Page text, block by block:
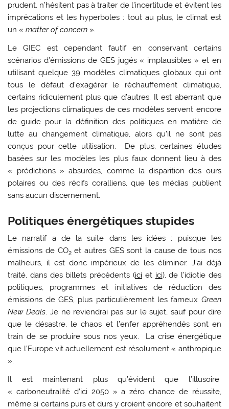
prudent, n’hésitent pas à traiter de l’incertitude et évitent les
imprécations et les hyperboles : tout au plus, le climat est
un «matter of concern ».
Le GIEC est cependant fautif en conservant certains
scénarios d’émissions de GES jugés « implausibles » et en
utilisant quelque 39 modèles climatiques globaux qui ont
tous le défaut d’exagérer le réchauffement climatique,
certains ridiculement plus que d’autres. Il est aberrant que
les projections climatiques de ces modèles servent encore
de guide pour la définition des politiques en matière de
lutte au changement climatique, alors qu’il ne sont pas
conçus pour cette utilisation. De plus, certaines études
basées sur les modèles les plus faux donnent lieu à des
« prédictions » absurdes, comme la disparition des ours
polaires ou des récifs coralliens, que les médias publient
sans aucun discernement.
Politiques énergétiques stupides
Le narratif a de la suite dans les idées : puisque les
émissions de CO2et autres GES sont la cause de tous nos
malheurs, il est donc impérieux de les éliminer. J’ai déjà
traité, dans des billets précédents (ici et ici), de l’idiotie des
politiques, programmes et initiatives de réduction des
émissions de GES, plus particulièrement les fameux Green
New Deals. Je ne reviendrai pas sur le sujet, sauf pour dire
que le désastre, le chaos et l’enfer appréhendés sont en
train de se produire sous nos yeux. La crise énergétique
que l’Europe vit actuellement est résolument « anthropique
».
Il est maintenant plus qu’évident que l’illusoire
« carboneutralité d’ici 2050 » a zéro chance de réussite,
même si certains purs et durs y croient encore et souhaitent